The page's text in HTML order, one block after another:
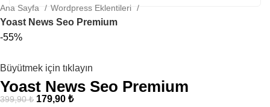
Ana Sayfa Wordpress Eklentileri
Yoast News Seo Premium
-55%
Büyütmek için tıklayın
Yoast News Seo Premium
399,90₺ 179,90₺